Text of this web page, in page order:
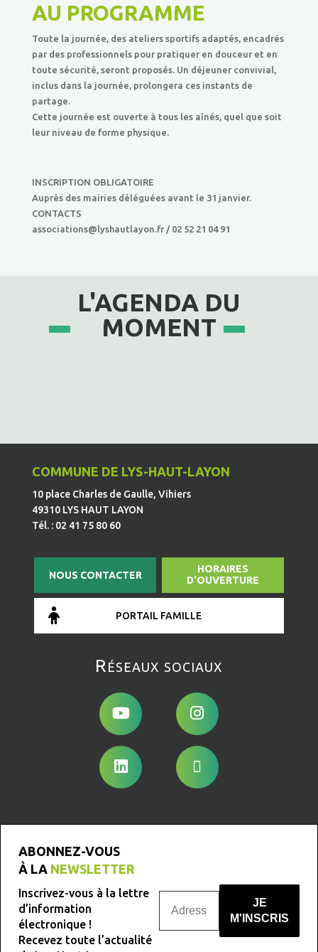
AU PROGRAMME
Toute la journée, des ateliers sportifs adaptés, encadrés
par des professionnels pour pratiquer en douceur et en
toute sécurité, seront proposés. Un déjeuner convivial,
inclus dans la journée, prolongera ces instants de
partage.
Cette journée est ouverte à tous les aînés, quel que soit
leur niveau de forme physique.
INSCRIPTION OBLIGATOIRE
Auprès des mairies déléguées avant le 31 janvier.
CONTACTS
associations@lyshautlayon.fr / 02 52 21 04 91
L'AGENDA DU
MOMENT
COMMUNE DE LYS-HAUT-LAYON
10 place Charles de Gaulle, Vihiers
49310 LYS HAUT LAYON
Tél. : 02 41 75 80 60
NOUS CONTACTER
HORAIRES
D'OUVERTURE
PORTAIL FAMILLE
Réseaux sociaux
ABONNEZ-VOUS
À LA NEWSLETTER
Inscrivez-vous à la lettre
d’information
électronique !
Recevez toute l’actualité